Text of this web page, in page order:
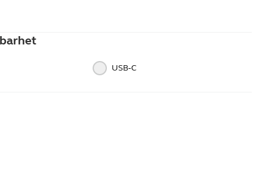
USB‑C